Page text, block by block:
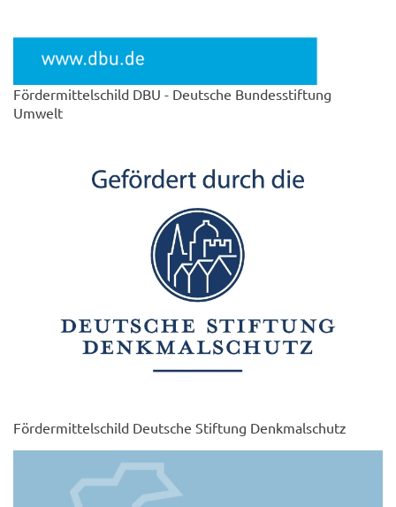
Fördermittelschild DBU - Deutsche Bundesstiftung
Umwelt
Fördermittelschild Deutsche Stiftung Denkmalschutz